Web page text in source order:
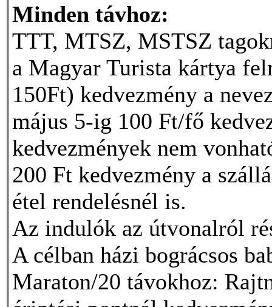
Minden távhoz:
TTT, MTSZ, MSTSZ
a Magyar Turista kártya
150Ft) kedvezmény a
május 5-ig 100 Ft/fő
kedvezmények nem
200 Ft kedvezmény a
étel rendelésnél is.
Az indulók az útvonalról
A célban házi bográcsos
Maraton/20 távokhoz: